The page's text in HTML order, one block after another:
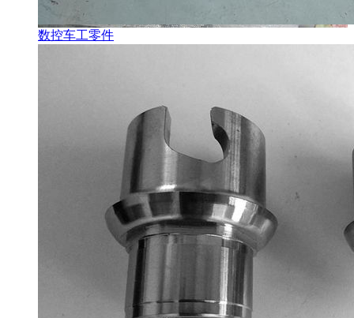
数控车工零件